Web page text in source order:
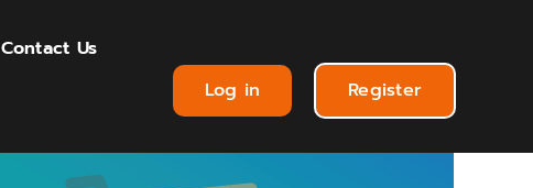
Contact Us
Log in Register